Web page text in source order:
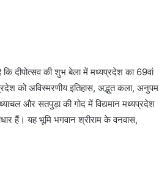
कि दीपोत्सव की शुभ बेला में मध्यप्रदेश का 69वां
को अविस्मरणीय इतिहास, अद्भुत कला, अनुपम
और सतपुड़ा की गोद में विद्यमान मध्यप्रदेश
हैं। यह भूमि भगवान श्रीराम के वनवास,